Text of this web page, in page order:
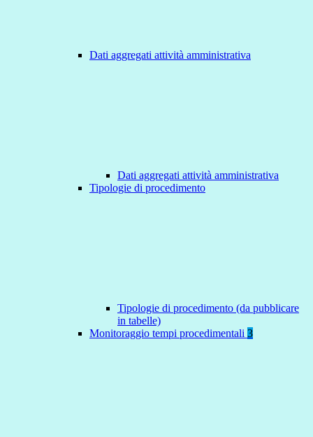
Dati aggregati attività amministrativa
Dati aggregati attività amministrativa
Tipologie di procedimento
Tipologie di procedimento (da pubblicare
in tabelle)
Monitoraggio tempi procedimentali 3